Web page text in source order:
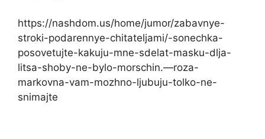
https://nashdom.us/home/jumor/zabavnye-
stroki-podarennye-chitateljami/-sonechka-
posovetujte-kakuju-mne-sdelat-masku-dlja-
litsa-shoby-ne-bylo-morschin.—roza-
markovna-vam-mozhno-ljubuju-tolko-ne-
snimajte